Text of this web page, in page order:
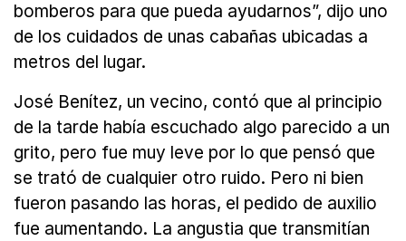
bomberos para que pueda ayudarnos”, dijo uno
de los cuidados de unas cabañas ubicadas a
metros del lugar.
José Benítez, un vecino, contó que al principio
de la tarde había escuchado algo parecido a un
grito, pero fue muy leve por lo que pensó que
se trató de cualquier otro ruido. Pero ni bien
fueron pasando las horas, el pedido de auxilio
fue aumentando. La angustia que transmitían